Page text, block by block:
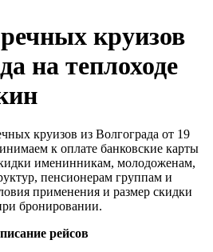
круизов
на теплоходе
круизов из Волгограда от 19
к оплате банковские карты
именинникам, молодоженам,
пенсионерам группам и
применения и размер скидки
бронировании.
рейсов